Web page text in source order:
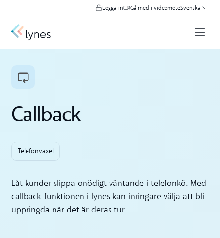
Logga in Gå med i videomöteSvenska
Callback
Telefonväxel
Låt kunder slippa onödigt väntande i telefonkö. Med
callback-funktionen i lynes kan inringare välja att bli
uppringda när det är deras tur.